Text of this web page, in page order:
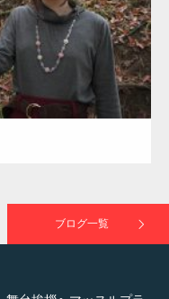
ブログ一覧
ですよ」に取材されまし